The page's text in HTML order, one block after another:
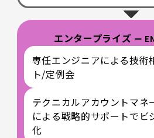
エンタープライズ ー
専任エンジニアによる技術
ト/定例会
テクニカルアカウントマネ
による戦略的サポートでビ
化